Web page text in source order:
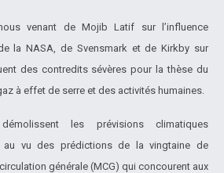
venant de Mojib Latif sur l’influence
la NASA, de Svensmark et de Kirkby sur
des contredits sévères pour la thèse du
à effet de serre et des activités humaines.
les prévisions climatiques
au vu des prédictions de la vingtaine de
générale (MCG) qui concourent aux